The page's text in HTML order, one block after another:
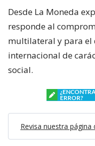
Desde La Moneda
responde al
multilateral y para el
internacional de
social.
ERROR?
Revisa nuestra página